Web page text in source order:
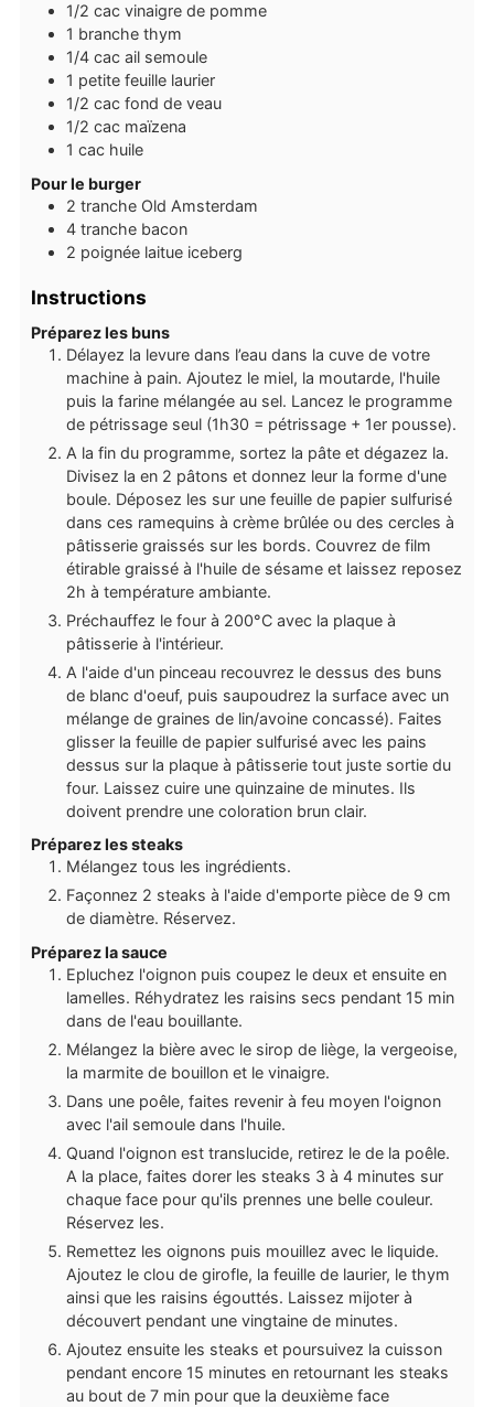
1/2 cac vinaigre de pomme
1 branche thym
1/4 cac ail semoule
1 petite feuille laurier
1/2 cac fond de veau
1/2 cac maïzena
1 cac huile
Pour le burger
2 tranche Old Amsterdam
4 tranche bacon
2 poignée laitue iceberg
Instructions
Préparez les buns
Délayez la levure dans l’eau dans la cuve de votre
machine à pain. Ajoutez le miel, la moutarde, l'huile
puis la farine mélangée au sel. Lancez le programme
de pétrissage seul (1h30 = pétrissage + 1er pousse).
A la fin du programme, sortez la pâte et dégazez la.
Divisez la en 2 pâtons et donnez leur la forme d'une
boule. Déposez les sur une feuille de papier sulfurisé
dans ces ramequins à crème brûlée ou des cercles à
pâtisserie graissés sur les bords. Couvrez de film
étirable graissé à l'huile de sésame et laissez reposez
2h à température ambiante.
Préchauffez le four à 200°C avec la plaque à
pâtisserie à l'intérieur.
A l'aide d'un pinceau recouvrez le dessus des buns
de blanc d'oeuf, puis saupoudrez la surface avec un
mélange de graines de lin/avoine concassé). Faites
glisser la feuille de papier sulfurisé avec les pains
dessus sur la plaque à pâtisserie tout juste sortie du
four. Laissez cuire une quinzaine de minutes. Ils
doivent prendre une coloration brun clair.
Préparez les steaks
Mélangez tous les ingrédients.
Façonnez 2 steaks à l'aide d'emporte pièce de 9 cm
de diamètre. Réservez.
Préparez la sauce
Epluchez l'oignon puis coupez le deux et ensuite en
lamelles. Réhydratez les raisins secs pendant 15 min
dans de l'eau bouillante.
Mélangez la bière avec le sirop de liège, la vergeoise,
la marmite de bouillon et le vinaigre.
Dans une poêle, faites revenir à feu moyen l'oignon
avec l'ail semoule dans l'huile.
Quand l'oignon est translucide, retirez le de la poêle.
A la place, faites dorer les steaks 3 à 4 minutes sur
chaque face pour qu'ils prennes une belle couleur.
Réservez les.
Remettez les oignons puis mouillez avec le liquide.
Ajoutez le clou de girofle, la feuille de laurier, le thym
ainsi que les raisins égouttés. Laissez mijoter à
découvert pendant une vingtaine de minutes.
Ajoutez ensuite les steaks et poursuivez la cuisson
pendant encore 15 minutes en retournant les steaks
au bout de 7 min pour que la deuxième face